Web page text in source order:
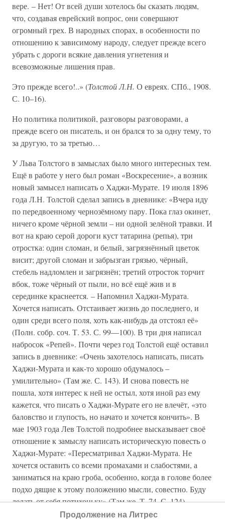
вере. – Нет! От всей души хотелось бы сказать людям,
что, создавая еврейский вопрос, они совершают
огромный грех. В народных спорах, в особенности по
отношению к зависимому народу, следует прежде всего
убрать с дороги всякие давления угнетения и
всевозможные лишения прав.
Это прежде всего!..» (Толстой Л.Н. О евреях. СПб., 1908.
С. 10–16).
Но политика политикой, разговоры разговорами, а
прежде всего он писатель, и он брался то за одну тему, то
за другую, то за третью…
У Льва Толстого в замыслах было много интересных тем.
Ещё в работе у него был роман «Воскресение», а возник
новый замысел написать о Хаджи-Мурате. 19 июля 1896
года Л.Н. Толстой сделал запись в дневнике: «Вчера иду
по передвоенному чернозёмному пару. Пока глаз окинет,
ничего кроме чёрной земли – ни одной зелёной травки. И
вот на краю серой дороги куст татарина (репья), три
отростка: один сломан, и белый, загрязнённый цветок
висит; другой сломан и забрызган грязью, чёрный,
стебель надломлен и загрязнён; третий отросток торчит
вбок, тоже чёрный от пыли, но всё ещё жив и в
серединке краснеется. – Напомнил Хаджи-Мурата.
Хочется написать. Отстаивает жизнь до последнего, и
один среди всего поля, хоть как-нибудь да отстоял её»
(Полн. собр. соч. Т. 53. С. 99—100). В три дня написал
набросок «Репей». Почти через год Толстой ещё оставил
запись в дневнике: «Очень захотелось написать, писать
Хаджи-Мурата и как-то хорошо обдумалось –
умилительно» (Там же. С. 143). И снова повесть не
пошла, хотя интерес к ней не остыл, хотя иной раз ему
кажется, что писать о Хаджи-Мурате его не влечёт, «это
баловство и глупость, но начато и хочется кончить». В
мае 1903 года Лев Толстой подробнее высказывает своё
отношение к замыслу написать историческую повесть о
Хаджи-Мурате: «Пересматривал Хаджи-Мурата. Не
хочется оставить со всеми промахами и слабостями, а
заниматься на краю гроба, особенно, когда в голове более
подхо дящие к этому положению мысли, совестно. Буду
делать от себя потихоньку» (Там же. Т. 74. С. 124).
«Совестно» Льву Толстому заниматься далёкими
Продолжение на Литрес